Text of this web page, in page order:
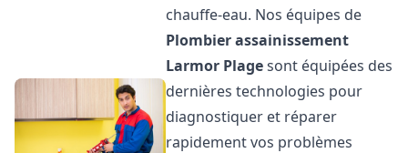
chauffe-eau. Nos équipes de
Plombier assainissement
Larmor Plagesont équipées des
dernières technologies pour
diagnostiquer et réparer
rapidement vos problèmes